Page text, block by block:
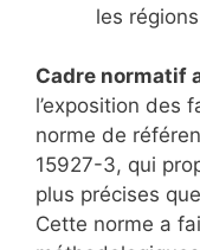
les
Cadre normatif
l’exposition des
norme de
15927-3, qui
plus précises
Cette norme a